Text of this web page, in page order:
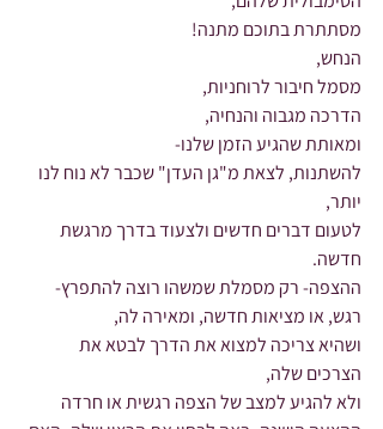
מסתתרת בתוכם מתנה!
הנחש,
מסמל חיבור לרוחניות,
הדרכה מגבוה והנחיה,
ומאותת שהגיע הזמן שלנו-
להשתנות, לצאת מ"גן העדן" שכבר לא נוח לנו
יותר,
לטעום דברים חדשים ולצעוד בדרך מרגשת
חדשה.
ההצפה- רק מסמלת שמשהו רוצה להתפרץ-
רגש, או מציאות חדשה, ומאירה לה,
ושהיא צריכה למצוא את הדרך לבטא את
הצרכים שלה,
ולא להגיע למצב של הצפה רגשית או חרדה